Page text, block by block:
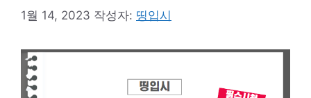
1월 14, 2023 작성자: 띵입시